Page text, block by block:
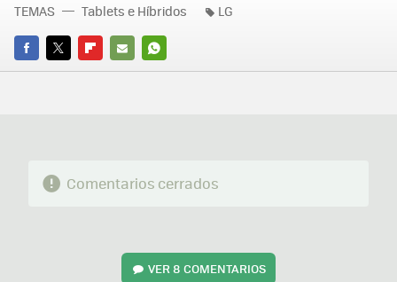
FACEBOOK
TWITTERFLIPBOARD
E-
WHATSAPP
TEMAS Tablets e Híbridos LG
Comentarios cerrados
VER8 COMENTARIOS